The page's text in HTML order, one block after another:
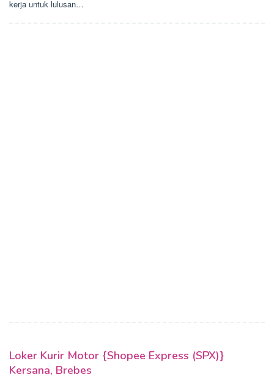
kerja untuk lulusan…
Loker Kurir Motor {Shopee Express (SPX)}
Kersana, Brebes